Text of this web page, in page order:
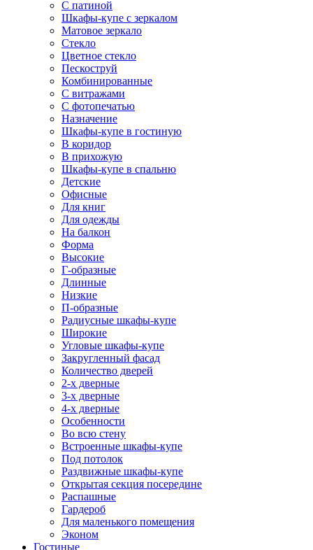
С патиной
Шкафы-купе с зеркалом
Матовое зеркало
Стекло
Цветное стекло
Пескоструй
Комбинированные
С витражами
С фотопечатью
Назначение
Шкафы-купе в гостиную
В коридор
В прихожую
Шкафы-купе в спальню
Детские
Офисные
Для книг
Для одежды
На балкон
Форма
Высокие
Г-образные
Длинные
Низкие
П-образные
Радиусные шкафы-купе
Широкие
Угловые шкафы-купе
Закругленный фасад
Количество дверей
2-х дверные
3-х дверные
4-х дверные
Особенности
Во всю стену
Встроенные шкафы-купе
Под потолок
Раздвижные шкафы-купе
Открытая секция посередине
Распашные
Гардероб
Для маленького помещения
Эконом
Гостиные